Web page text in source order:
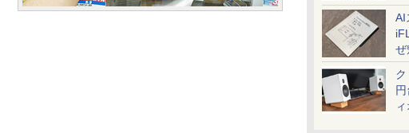
AI
ぜ